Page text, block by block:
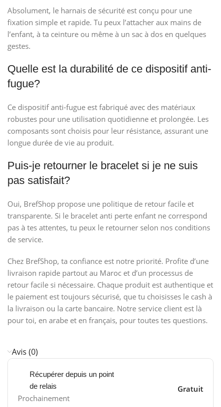
Absolument, le harnais de sécurité est conçu pour une
fixation simple et rapide. Tu peux l’attacher aux mains de
l’enfant, à ta ceinture ou même à un sac à dos en quelques
gestes.
Quelle est la durabilité de ce dispositif anti-
fugue?
Ce dispositif anti-fugue est fabriqué avec des matériaux
robustes pour une utilisation quotidienne et prolongée. Les
composants sont choisis pour leur résistance, assurant une
longue durée de vie au produit.
Puis-je retourner le bracelet si je ne suis
pas satisfait?
Oui, BrefShop propose une politique de retour facile et
transparente. Si le bracelet anti perte enfant ne correspond
pas à tes attentes, tu peux le retourner selon nos conditions
de service.
Chez BrefShop, ta confiance est notre priorité. Profite d’une
livraison rapide partout au Maroc et d’un processus de
retour facile si nécessaire. Chaque produit est authentique et
le paiement est toujours sécurisé, que tu choisisses le cash à
la livraison ou la carte bancaire. Notre service client est là
pour toi, en arabe et en français, pour toutes tes questions.
Avis (0)
Récupérer depuis un point
de relais
Prochainement
Gratuit